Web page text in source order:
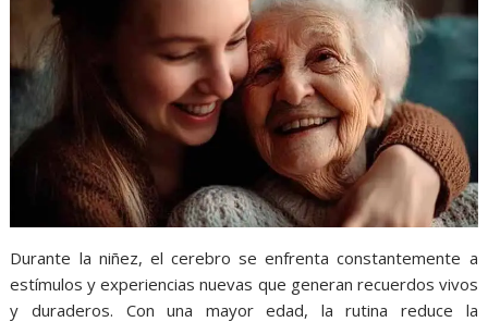
Durante la niñez, el cerebro se enfrenta constantemente a
estímulos y experiencias nuevas que generan recuerdos vivos
y duraderos. Con una mayor edad, la rutina reduce la